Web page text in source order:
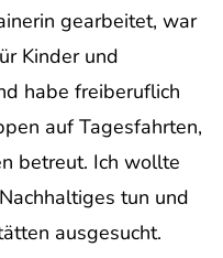
gearbeitet, war
Kinder und
habe freiberuflich
auf Tagesfahrten,
betreut. Ich wollte
tun und
ausgesucht.